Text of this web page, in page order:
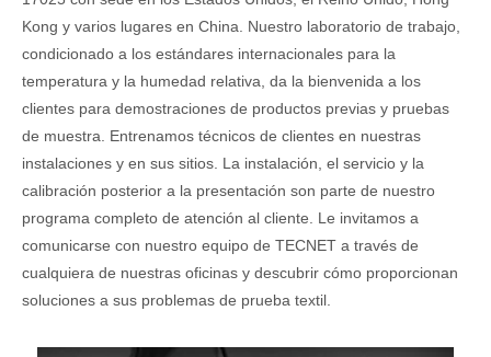
Kong y varios lugares en China. Nuestro laboratorio de trabajo,
condicionado a los estándares internacionales para la
temperatura y la humedad relativa, da la bienvenida a los
clientes para demostraciones de productos previas y pruebas
de muestra. Entrenamos técnicos de clientes en nuestras
instalaciones y en sus sitios. La instalación, el servicio y la
calibración posterior a la presentación son parte de nuestro
programa completo de atención al cliente. Le invitamos a
comunicarse con nuestro equipo de TECNET a través de
cualquiera de nuestras oficinas y descubrir cómo proporcionan
soluciones a sus problemas de prueba textil.